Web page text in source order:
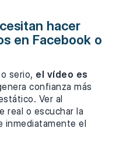
hacer
en Facebook o
serio, el vídeo es
confianza más
Ver al
real o escuchar la
inmediatamente el